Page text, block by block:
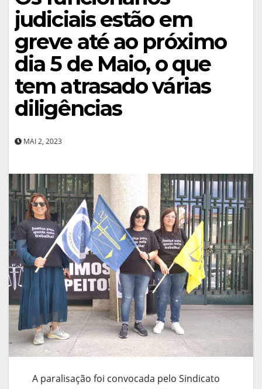
judiciais estão em
greve até ao próximo
dia 5 de Maio, o que
tem atrasado várias
diligências
MAI 2, 2023
A paralisação foi convocada pelo Sindicato